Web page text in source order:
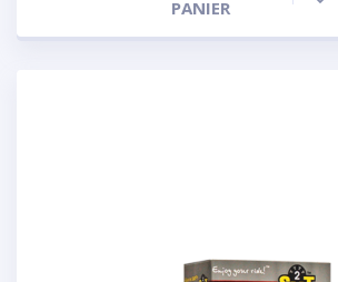
PANIER